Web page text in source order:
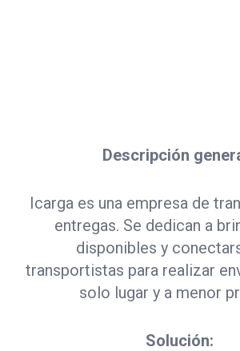
Descripción
Icarga es una empresa de
entregas. Se dedican a
disponibles y
transportistas para realizar
solo lugar y a menor
Solución: